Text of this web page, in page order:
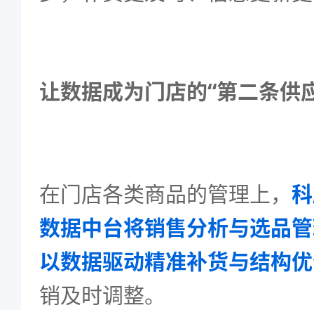
让数据成为门店的“第二条供
在门店各类商品的管理上，
数据中台将销售分析与选品
以数据驱动精准补货与结构
销及时调整。